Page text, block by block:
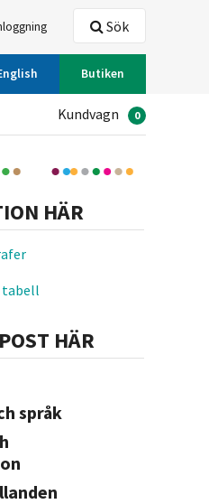
Butiken
Sök
Kundvagn 0
HÄR
tabell
HÄR
språk